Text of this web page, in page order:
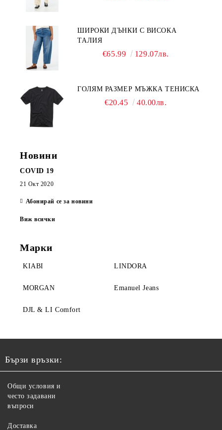
ШИРОКИ ДЪНКИ С ВИСОКА
ТАЛИЯ
€65.99 129.07лв.
ГОЛЯМ РАЗМЕР МЪЖКА ТЕНИСКА
€20.45 40.00лв.
Новини
COVID 19
21 Окт 2020
Абонирай се за новини
Виж всички
Марки
KIABI LINDORA
MORGAN Emanuel Jeans
DJL & LI Comfort
Бързи връзки:
Общи условия и
често задавани
въпроси
Доставка